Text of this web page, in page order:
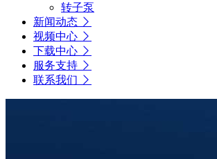
转子泵
新闻动态
视频中心
下载中心
服务支持
联系我们